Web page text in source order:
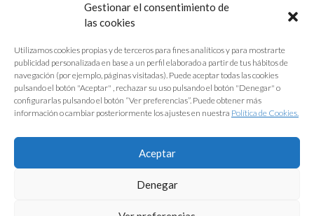
Gestionar el consentimiento de
las cookies
Utilizamos cookies propias y de terceros para fines analíticos y para mostrarte
publicidad personalizada en base a un perfil elaborado a partir de tus hábitos de
navegación (por ejemplo, páginas visitadas). Puede aceptar todas las cookies
pulsando el botón "Aceptar" , rechazar su uso pulsando el botón "Denegar" o
configurarlas pulsando el botón “Ver preferencias”. Puede obtener más
información o cambiar posteriormente los ajustes en nuestra Política de Cookies.
Aceptar
Denegar
que desarrolla el Colegio de Arquitectos de Cádiz
Nombre *
E-mail *